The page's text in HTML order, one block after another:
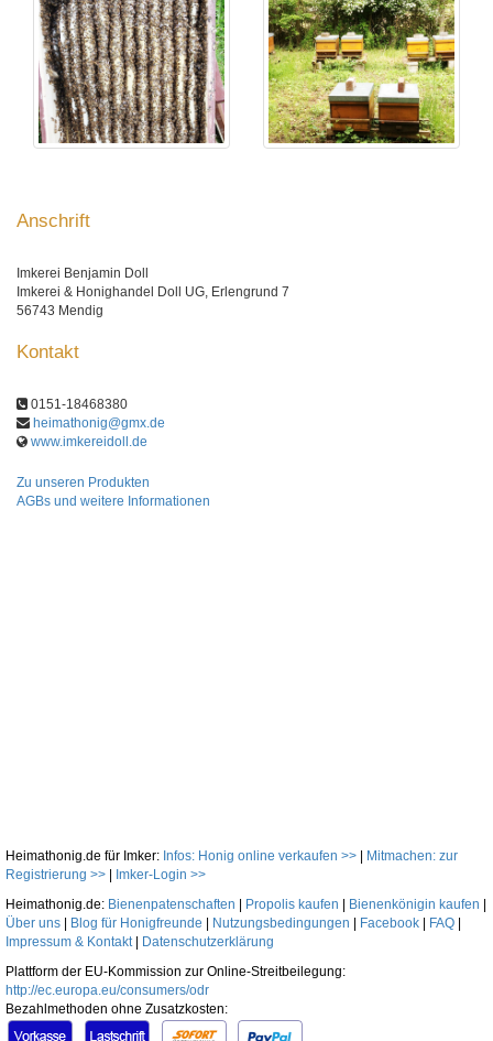
Anschrift
Imkerei Benjamin Doll
Imkerei & Honighandel Doll UG, Erlengrund 7
56743 Mendig
Kontakt
0151-18468380
heimathonig@gmx.de
www.imkereidoll.de
Zu unseren Produkten
AGBs und weitere Informationen
Heimathonig.de für Imker: Infos: Honig online verkaufen >>
Mitmachen: zur
Registrierung >>
Imker-Login >>
Heimathonig.de: Bienenpatenschaften Propolis kaufen Bienenkönigin kaufen
Über uns
Blog für Honigfreunde Nutzungsbedingungen Facebook FAQ
Impressum & Kontakt|
Datenschutzerklärung
Plattform der EU-Kommission zur Online-Streitbeilegung:
http://ec.europa.eu/consumers/odr
Bezahlmethoden ohne Zusatzkosten: